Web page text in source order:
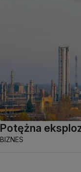
Potężna
BIZNES